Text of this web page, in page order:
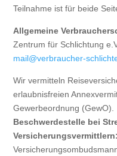
Teilnahme ist für beide
Allgemeine
Zentrum für Schlichtung
mail@verbraucher-
Wir vermitteln
erlaubnisfreien
Gewerbeordnung (GewO).
Beschwerdestelle bei
Versicherungsvermittlern: